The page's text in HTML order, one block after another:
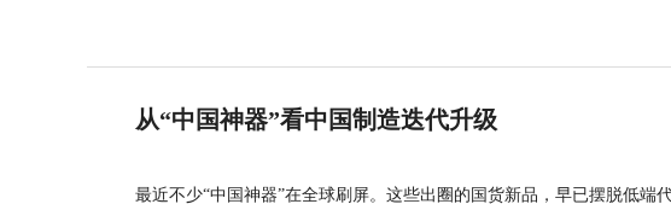
从“中国神器”看中国制造迭代升级
最近不少“中国神器”在全球刷屏。这些出圈的国货新品，早已摆脱低